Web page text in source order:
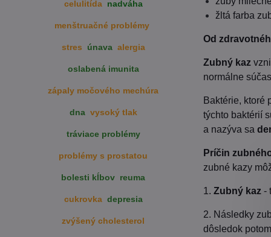
žltá farba
Od
Zubný kaz
normálne
Baktérie, ktoré
týchto baktérií
a nazýva sa
Príčin
zubné kazy
1.Zubný kaz -
2. Následky
dôsledok
celulitída nadváha
menštruačné problémy
stres únava alergia
oslabená imunita
zápaly močového mechúra
dna vysoký tlak
tráviace problémy
problémy s prostatou
bolesti kĺbov reuma
cukrovka depresia
zvýšený cholesterol